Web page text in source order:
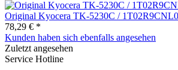
Original Kyocera TK-5230C /
78,29 € *
Kunden haben sich ebenfalls angesehen
Zuletzt angesehen
Service Hotline